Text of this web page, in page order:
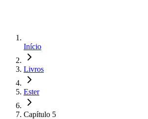
Início
Livros
Ester
Capítulo 5